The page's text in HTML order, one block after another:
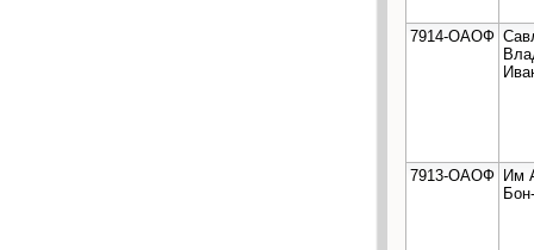
7914-ОАОФ
7913-ОАОФ Им